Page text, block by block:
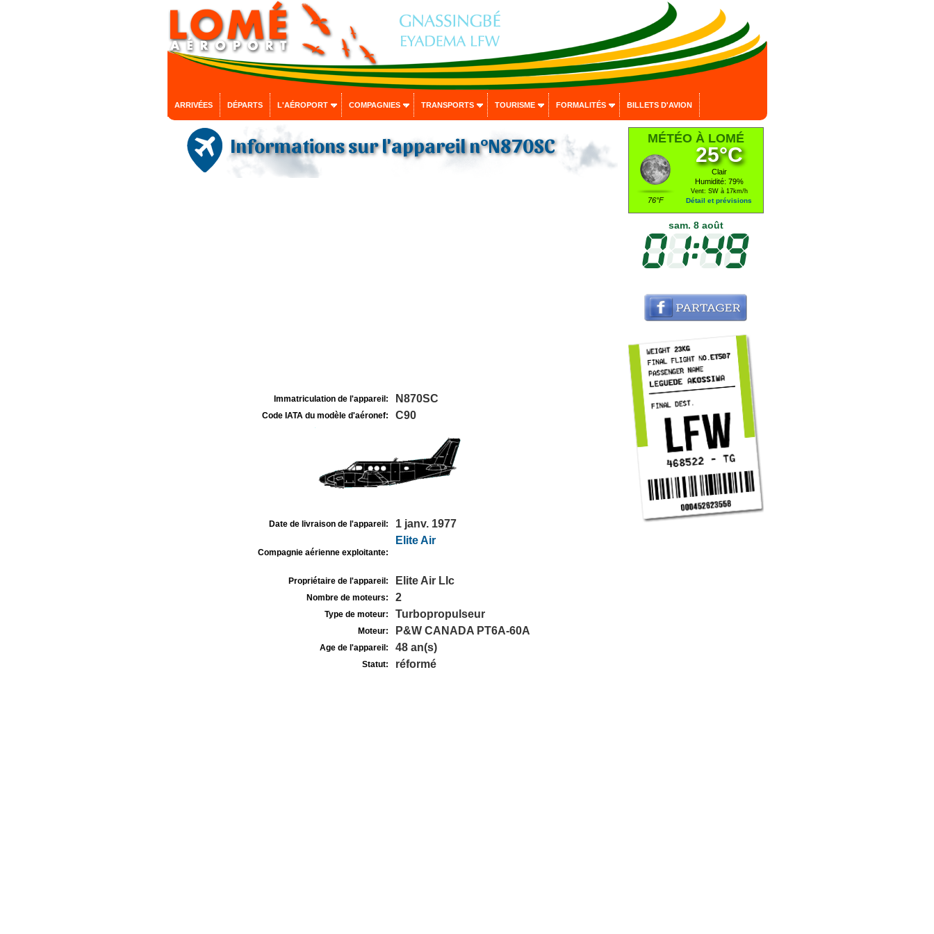
ARRIVÉES DÉPARTS L'AÉROPORT COMPAGNIES TRANSPORTS TOURISME FORMALITÉS BILLETS D'AVION
Informations sur l'appareil n°N870SC
Immatriculation de l'appareil: N870SC
Code IATA du modèle d'aéronef: C90
Date de livraison de l'appareil: 1 janv. 1977
Compagnie aérienne exploitante:
Elite Air
Propriétaire de l'appareil: Elite Air Llc
Nombre de moteurs: 2
Type de moteur: Turbopropulseur
Moteur: P&W CANADA PT6A-60A
Age de l'appareil: 48 an(s)
Statut: réformé
MÉTÉO À LOMÉ
76°F
25°C
Clair
Humidité: 79%
Vent: SW à 17km/h
Détail et prévisions
sam. 8 août